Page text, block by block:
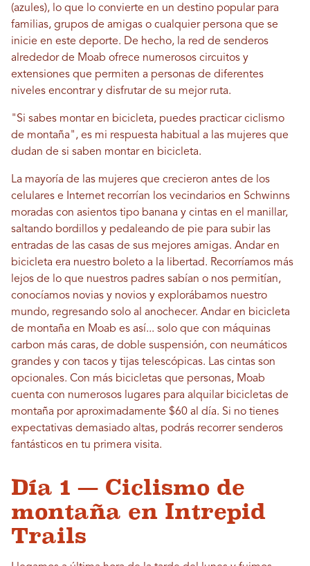
(azules), lo que lo convierte en un destino popular para
familias, grupos de amigas o cualquier persona que se
inicie en este deporte. De hecho, la red de senderos
alrededor de Moab ofrece numerosos circuitos y
extensiones que permiten a personas de diferentes
niveles encontrar y disfrutar de su mejor ruta.
"Si sabes montar en bicicleta, puedes practicar ciclismo
de montaña", es mi respuesta habitual a las mujeres que
dudan de si saben montar en bicicleta.
La mayoría de las mujeres que crecieron antes de los
celulares e Internet recorrían los vecindarios en Schwinns
moradas con asientos tipo banana y cintas en el manillar,
saltando bordillos y pedaleando de pie para subir las
entradas de las casas de sus mejores amigas. Andar en
bicicleta era nuestro boleto a la libertad. Recorríamos más
lejos de lo que nuestros padres sabían o nos permitían,
conocíamos novias y novios y explorábamos nuestro
mundo, regresando solo al anochecer. Andar en bicicleta
de montaña en Moab es así... solo que con máquinas
carbon más caras, de doble suspensión, con neumáticos
grandes y con tacos y tijas telescópicas. Las cintas son
opcionales. Con más bicicletas que personas, Moab
cuenta con numerosos lugares para alquilar bicicletas de
montaña por aproximadamente $60 al día. Si no tienes
expectativas demasiado altas, podrás recorrer senderos
fantásticos en tu primera visita.
Día 1 — Ciclismo de
montaña en Intrepid
Trails